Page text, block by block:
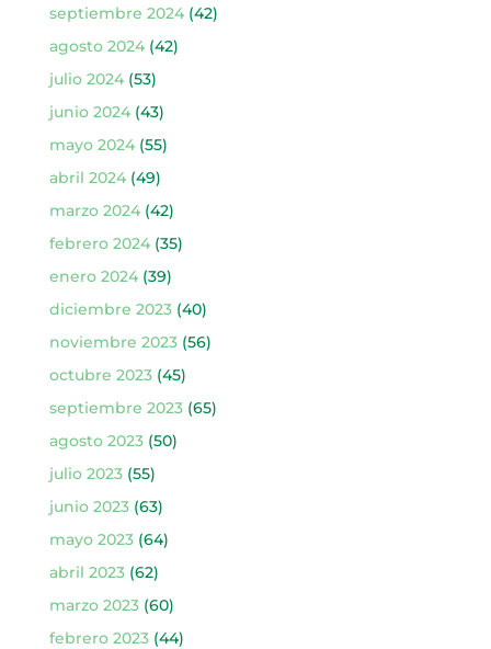
septiembre 2024(42)
agosto 2024(42)
julio 2024(53)
junio 2024(43)
mayo 2024(55)
abril 2024(49)
marzo 2024(42)
febrero 2024(35)
enero 2024(39)
diciembre 2023(40)
noviembre 2023(56)
octubre 2023(45)
septiembre 2023(65)
agosto 2023(50)
julio 2023(55)
junio 2023(63)
mayo 2023(64)
abril 2023(62)
marzo 2023(60)
febrero 2023(44)